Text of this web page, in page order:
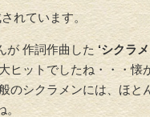
れています。
が 作詞作曲した ‘シクラ
ヒットでしたね・・・懐
のシクラメンには、ほと
。